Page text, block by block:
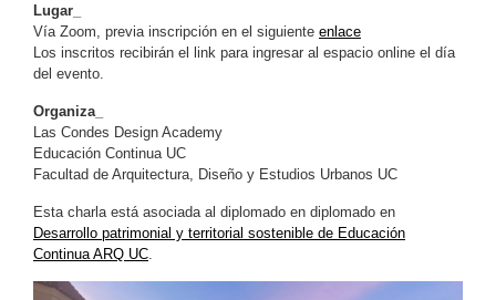
Lugar_
Vía Zoom, previa inscripción en el siguiente enlace
Los inscritos recibirán el link para ingresar al espacio online el día
del evento.
Organiza_
Las Condes Design Academy
Educación Continua UC
Facultad de Arquitectura, Diseño y Estudios Urbanos UC
Esta charla está asociada al diplomado en diplomado en
Desarrollo patrimonial y territorial sostenible de Educación
Continua ARQ UC